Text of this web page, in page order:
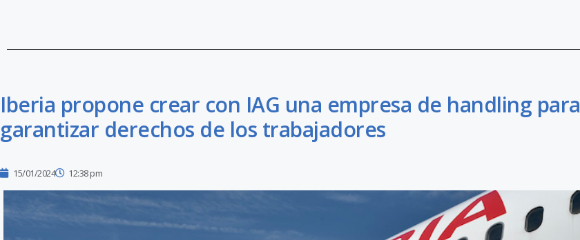
Iberia propone crear con IAG una empresa de handling para
garantizar derechos de los trabajadores
15/01/2024 12:38 pm